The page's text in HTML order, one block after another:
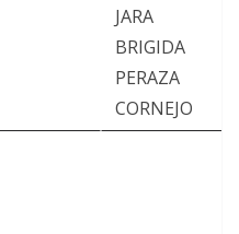
JARA
BRIGIDA
PERAZA
CORNEJO